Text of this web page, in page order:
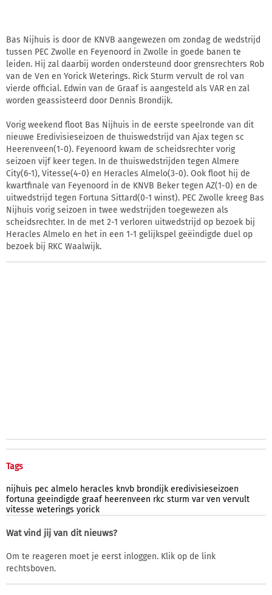
Bas Nijhuis is door de KNVB aangewezen om zondag de wedstrijd
tussen PEC Zwolle en Feyenoord in Zwolle in goede banen te
leiden. Hij zal daarbij worden ondersteund door grensrechters Rob
van de Ven en Yorick Weterings. Rick Sturm vervult de rol van
vierde official. Edwin van de Graaf is aangesteld als VAR en zal
worden geassisteerd door Dennis Brondijk.
Vorig weekend floot Bas Nijhuis in de eerste speelronde van dit
nieuwe Eredivisieseizoen de thuiswedstrijd van Ajax tegen sc
Heerenveen(1-0). Feyenoord kwam de scheidsrechter vorig
seizoen vijf keer tegen. In de thuiswedstrijden tegen Almere
City(6-1), Vitesse(4-0) en Heracles Almelo(3-0). Ook floot hij de
kwartfinale van Feyenoord in de KNVB Beker tegen AZ(1-0) en de
uitwedstrijd tegen Fortuna Sittard(0-1 winst). PEC Zwolle kreeg Bas
Nijhuis vorig seizoen in twee wedstrijden toegewezen als
scheidsrechter. In de met 2-1 verloren uitwedstrijd op bezoek bij
Heracles Almelo en het in een 1-1 gelijkspel geëindigde duel op
bezoek bij RKC Waalwijk.
Tags
nijhuis pec almelo heracles knvb brondijk eredivisieseizoen
fortuna geeindigde graaf heerenveen rkc sturm var ven vervult
vitesse weterings yorick
Wat vind jij van dit nieuws?
Om te reageren moet je eerst inloggen. Klik op de link
rechtsboven.